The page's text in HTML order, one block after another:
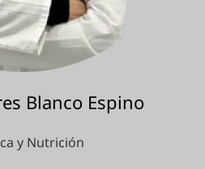
Blanco Espino
y Nutrición